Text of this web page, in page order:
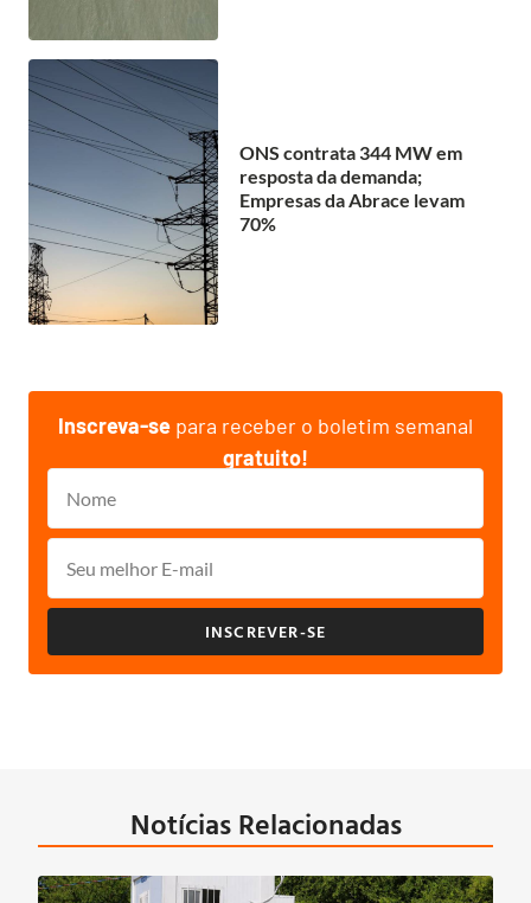
ONS contrata 344 MW em
resposta da demanda;
Empresas da Abrace levam
70%
Inscreva-se para receber o boletim semanal
gratuito!
INSCREVER-SE
Notícias Relacionadas